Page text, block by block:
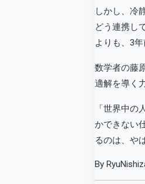
しかし、冷
どう連携し
よりも、3
数学者の藤
適解を導く
「世界中
かできない
るのは、や
By